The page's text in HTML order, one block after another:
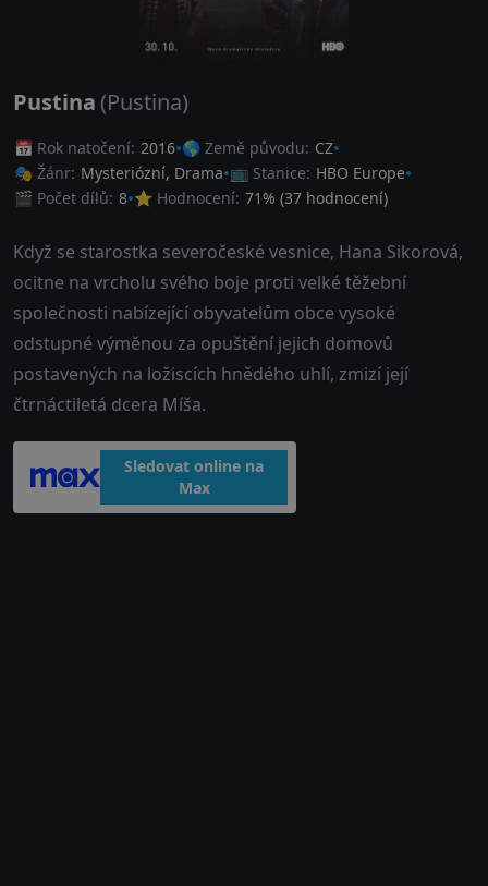
Pustina (Pustina)
📅 Rok natočení: 2016 🌎 Země původu: CZ
🎭 Žánr: Mysteriózní, Drama 📺 Stanice: HBO Europe
🎬 Počet dílů: 8 ⭐ Hodnocení: 71% (37 hodnocení)
Když se starostka severočeské vesnice, Hana Sikorová,
ocitne na vrcholu svého boje proti velké těžební
společnosti nabízející obyvatelům obce vysoké
odstupné výměnou za opuštění jejich domovů
postavených na ložiscích hnědého uhlí, zmizí její
čtrnáctiletá dcera Míša.
Sledovat online na
Max